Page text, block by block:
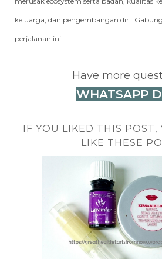
keluarga, dan pengembangan diri.
perjalanan ini.
Have more
WHATSAPP
IF YOU LIKED THIS POST,
LIKE THESE